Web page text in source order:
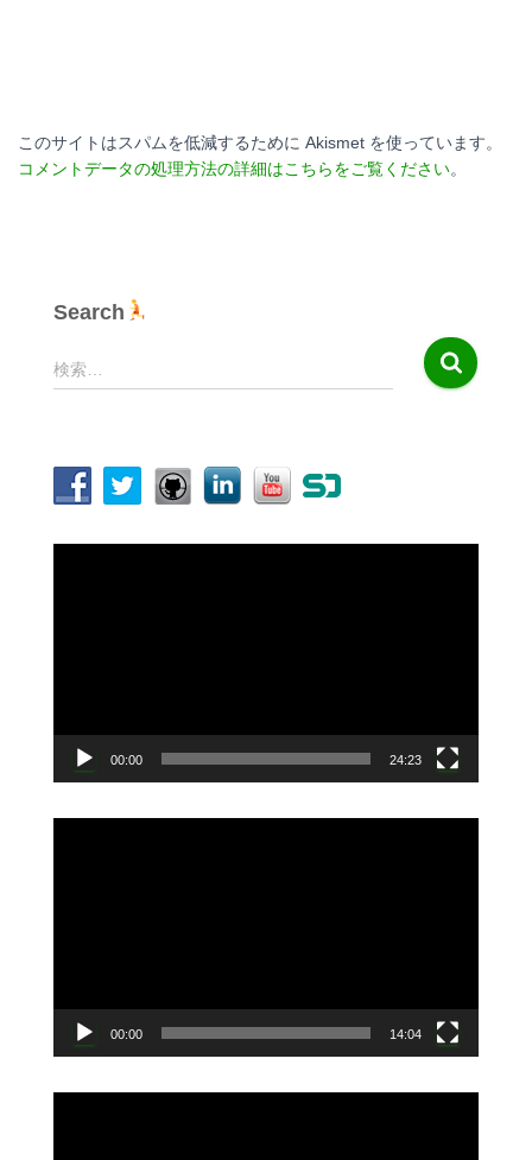
このサイトはスパムを低減するために Akismet を使っています。
コメントデータの処理方法の詳細はこちらをご覧ください。
Search
検
索
検索…
00:00 24:23
00:00 14:04